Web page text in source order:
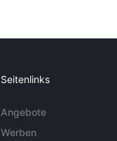
Seitenlinks
Angebote
Werben